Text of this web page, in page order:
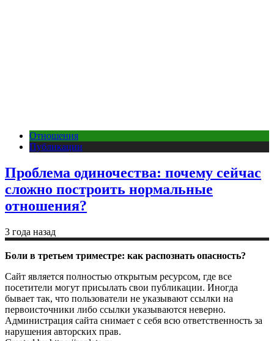
Отношения
Публикации
Проблема одиночества: почему сейчас
сложно построить нормальные
отношения?
3 года назад
Боли в третьем триместре: как распознать опасность?
Сайт является полностью открытым ресурсом, где все
посетители могут присылать свои публикации. Иногда
бывает так, что пользователи не указывают ссылки на
первоисточники либо ссылки указываются неверно.
Администрация сайта снимает с себя всю ответственность за
нарушения авторских прав.